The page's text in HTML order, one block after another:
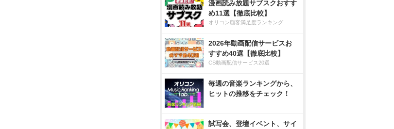
漫画読み放題サブスクおすす
め11選【徹底比較】
オリコン顧客満足度ランキング
2026年動画配信サービスお
すすめ40選【徹底比較】
CS動画配信サービス20選
毎週の音楽ランキングから、
ヒットの推移をチェック！
試写会、登壇イベント、サイ